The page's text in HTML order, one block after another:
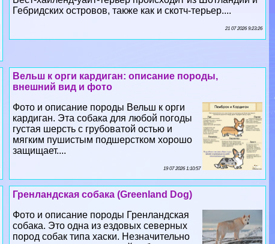
Вельш к opги кардиган: описание породы,
Фото и описание породы Вельш к opги
кардиган. Эта собака для любой погоды
густая шерсть с грубоватой остью и
мягким пушистым подшерстком хорошо
защищает....
19 07 2026 1:10:57
Гренландская собака (Greenland Dog)
собака. Это одна из ездовых северных
пород собак типа хаски. Незначительно
отличается от эскимосской собаки, но
признана как самостоятельная порода....
17 07 2026 0:42:22